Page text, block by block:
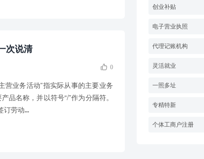
次说清
 0
营业务活动”指实际从事的主要业务
品名称，并以符号“/”作为分隔符。
订劳动...
创业补贴
电子营业执照
代理记账机构
灵活就业
一照多址
专精特新
个体工商户注册